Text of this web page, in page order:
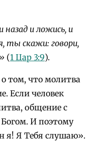
назад и ложись, и
ты скажи: говори,
(1 Цар 3:9).
о том, что молитва
Если человек
общение с
И поэтому
я! Я Тебя слушаю».